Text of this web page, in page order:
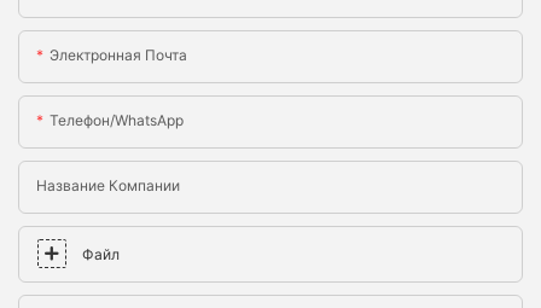
Электронная Почта
Телефон/WhatsApp
Название Компании
Файл